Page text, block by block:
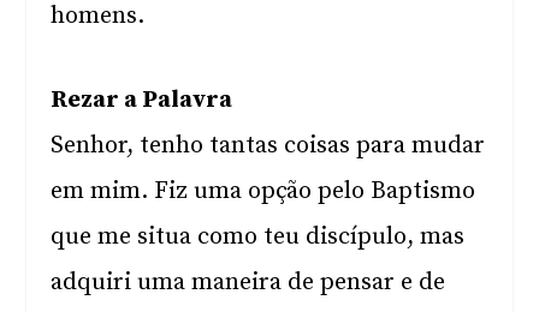
homens.
Rezar a Palavra
Senhor, tenho tantas coisas para mudar
em mim. Fiz uma opção pelo Baptismo
que me situa como teu discípulo, mas
adquiri uma maneira de pensar e de